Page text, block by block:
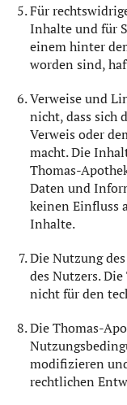
Für
Inhalte und für
einem hinter
worden sind,
Verweise und
nicht, dass sich
Verweis oder
macht. Die
Thomas-
Daten und
keinen Einfluss
Inhalte.
Die Nutzung
des Nutzers.
nicht für den
Die Thomas-
modifizieren
rechtlichen